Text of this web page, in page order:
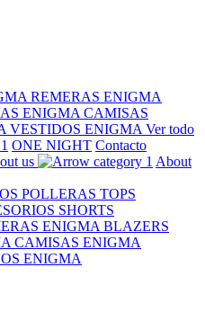
REMERAS ENIGMA
ENIGMA CAMISAS
VESTIDOS ENIGMA Ver todo
ONE NIGHT Contacto
us
About
POLLERAS TOPS
SHORTS
ENIGMA BLAZERS
CAMISAS ENIGMA
ENIGMA